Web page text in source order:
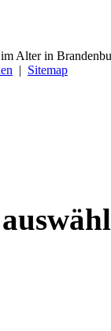
| Sitemap